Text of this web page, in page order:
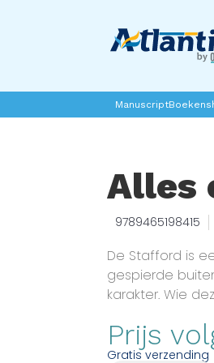
Manuscript
Alles
9789465198415
De Stafford is
gespierde
karakter. Wie
complete gids
de Stafford, van
Prijs
Gratis verzending